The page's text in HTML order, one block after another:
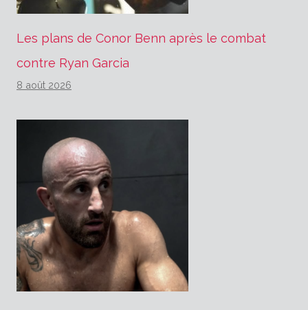
Les plans de Conor Benn après le combat
contre Ryan Garcia
8 août 2026